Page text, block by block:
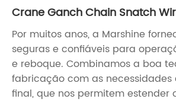
Crane Ganch Chain Snatch
Por muitos anos, a Marshine
seguras e confiáveis para
e reboque. Combinamos a boa
fabricação com as necessidades
final, que nos permitem estender